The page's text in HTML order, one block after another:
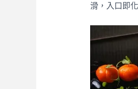
滑，入口即